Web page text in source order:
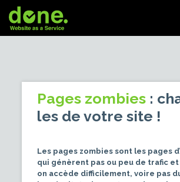
Pages zombies:
les de votre site !
Les pages zombies sont les pages
qui génèrent pas ou peu de trafic
on accède difficilement, voire pas